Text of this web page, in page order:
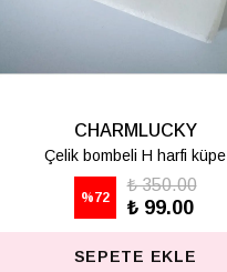
CHARMLUCKY
Çelik bombeli T harfi küpe
%72
₺ 350.00
₺ 99.00
SEPETE EKLE